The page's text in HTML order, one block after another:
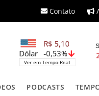
Contato
R$ 5,10
-0,53%
Dólar
Ver em Tempo Real
PODCASTS